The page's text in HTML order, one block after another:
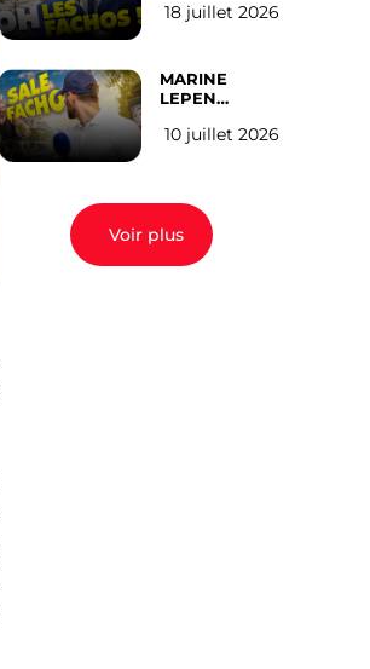
(les gauchistes
18 juillet 2026
MARINE
LEPEN
EN 2027 : l’avis
10 juillet 2026
Voir plus